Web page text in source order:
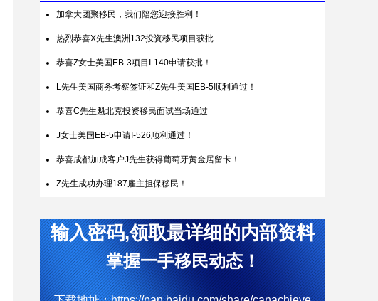
加拿大团聚移民，我们陪您迎接胜利！
热烈恭喜X先生澳洲132投资移民项目获批
恭喜Z女士美国EB-3项目I-140申请获批！
L先生美国商务考察签证和Z先生美国EB-5顺利通过！
恭喜C先生魁北克投资移民面试当场通过
J女士美国EB-5申请I-526顺利通过！
恭喜成都加成客户J先生获得葡萄牙黄金居留卡！
Z先生成功办理187雇主担保移民！
简直开挂了，希腊成功案例！
热烈恭喜Q女士通过葡萄牙购房移民拿到葡萄牙黄金居留卡
D女士塞浦路斯获批
输入密码,领取最详细的内部资料
掌握一手移民动态！